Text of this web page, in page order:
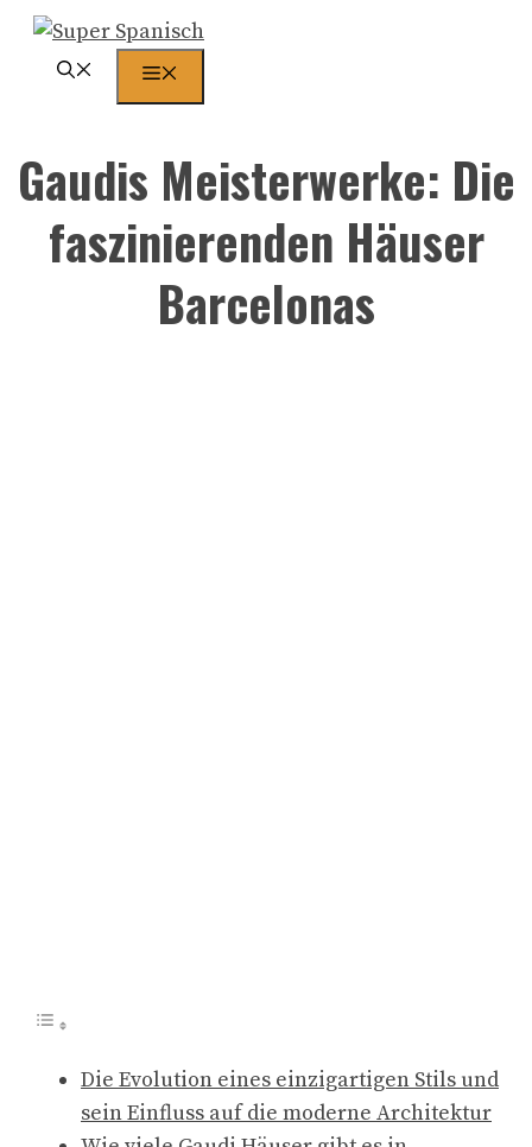
Zum
Inhalt
Gaudis Meisterwerke: Die
faszinierenden Häuser
Barcelonas
Die Evolution eines einzigartigen Stils und
sein Einfluss auf die moderne Architektur